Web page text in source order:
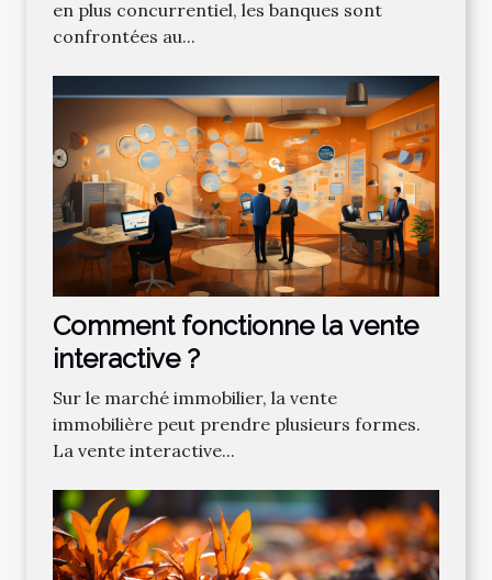
nouveaux clients
en plus concurrentiel, les banques sont
confrontées au...
Comment fonctionne la vente
interactive ?
Sur le marché immobilier, la vente
immobilière peut prendre plusieurs formes.
La vente interactive...